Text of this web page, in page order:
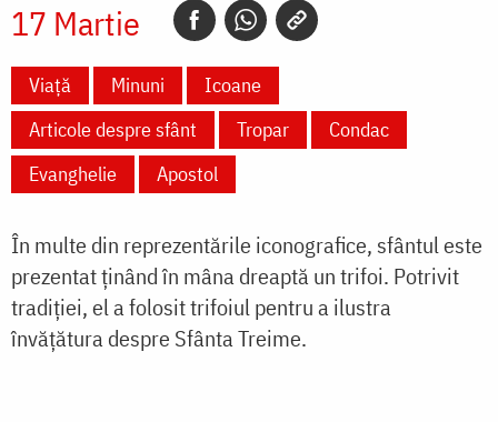
17 Martie
Viață Minuni
Icoane
Articole despre sfânt
Tropar
Condac
Evanghelie
Apostol
În multe din reprezentările iconografice, sfântul este
prezentat ținând în mâna dreaptă un trifoi. Potrivit
tradiției, el a folosit trifoiul pentru a ilustra
învățătura despre Sfânta Treime.